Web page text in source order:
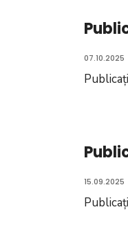
07.10.2025
15.09.2025